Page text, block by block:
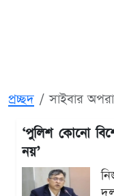
প্রচ্ছদ সাইবার
‘পুলিশ কোনো
নয়’